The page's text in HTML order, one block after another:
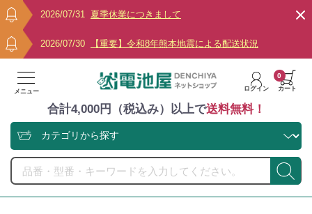
2026/07/31 夏季休業につきまして
2026/07/30 【重要】令和8年熊本地震による配送状況
メニュー ログイン カート
0
合計4,000円（税込み）以上で送料無料！